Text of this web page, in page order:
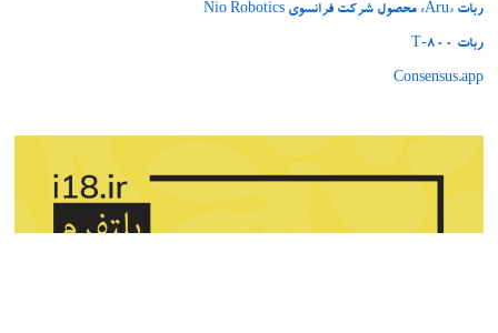
ربات «Aru» محصول شرکت فرانسوی Nio Robotics
ربات T‑800
Consensus.app